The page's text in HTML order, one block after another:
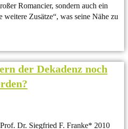
Romancier, sondern auch ein
weitere Zusätze“, was seine Nähe zu
der Dekadenz noch
Dr. Siegfried F. Franke* 2010